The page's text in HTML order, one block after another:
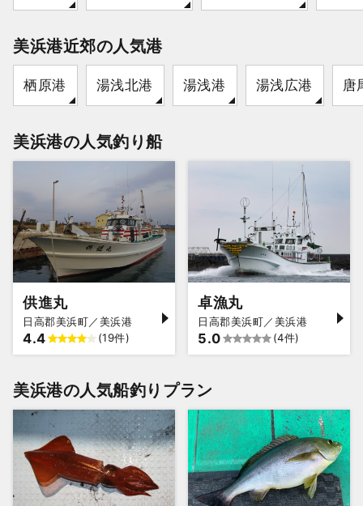
美浜港近郊の人気港
栖原港 湯浅北港 湯浅港 湯浅広港 唐
美浜港の人気釣り船
供進丸
日高郡美浜町／美浜港
4.4 (19件)
卓漁丸
日高郡美浜町／美浜港
5.0 (4件)
美浜港の人気船釣りプラン